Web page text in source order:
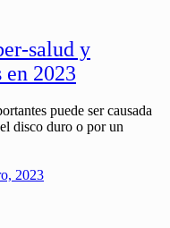
salud y
en 2023
puede ser causada
disco duro o por un
2023